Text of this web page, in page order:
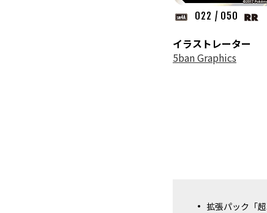
022 / 050
イラストレーター
5ban Graphics
拡張パック「超